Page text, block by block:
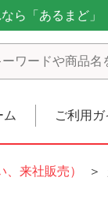
ら「あるまど」
ム ご利用ガ
来社販売）